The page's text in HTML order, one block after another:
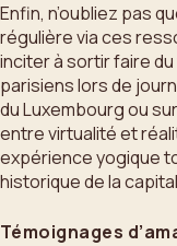
Enfin, n’oubliez pas
régulière via ces
inciter à sortir faire
parisiens lors de
du Luxembourg ou
entre virtualité et
expérience yogique
historique de la
Témoignages